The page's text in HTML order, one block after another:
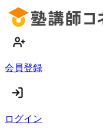
会員登録
ログイン